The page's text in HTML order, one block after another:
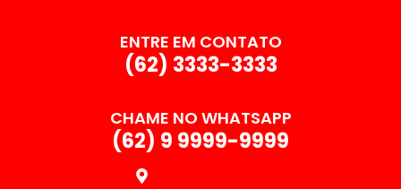
ENTRE EM CONTATO
(62) 3333-3333
CHAME NO WHATSAPP
(62) 9 9999-9999